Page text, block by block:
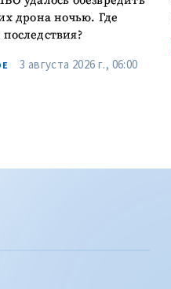
дрона ночью. Где
3 августа 2026 г., 06:00